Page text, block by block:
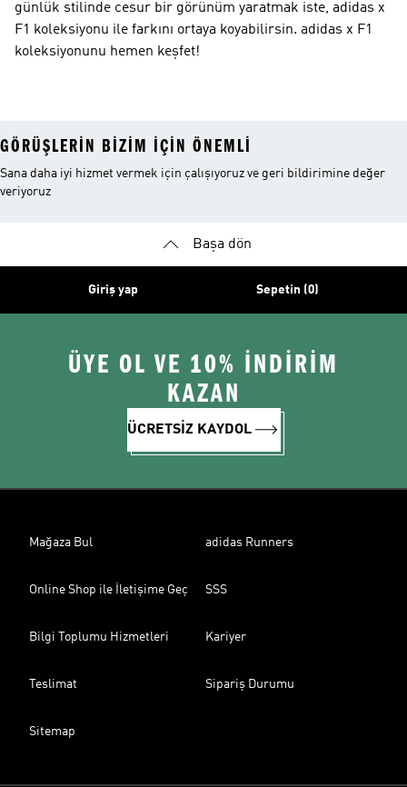
günlük stilinde cesur bir görünüm yaratmak iste, adidas x
F1 koleksiyonu ile farkını ortaya koyabilirsin. adidas x F1
koleksiyonunu hemen keşfet!
GÖRÜŞLERIN BIZIM IÇIN ÖNEMLI
Sana daha iyi hizmet vermek için çalışıyoruz ve geri bildirimine değer
veriyoruz
Başa dön
Giriş yap Sepetin (0)
ÜYE OL VE 10% İNDİRİM
KAZAN
ÜCRETSİZ KAYDOL
Mağaza Bul adidas Runners
Online Shop ile İletişime Geç SSS
Bilgi Toplumu Hizmetleri Kariyer
Teslimat Sipariş Durumu
Sitemap